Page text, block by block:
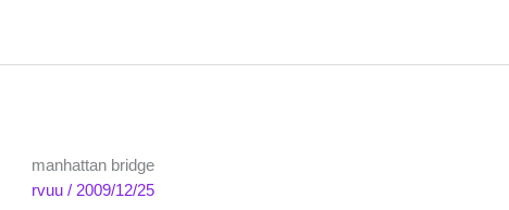
manhattan bridge
rvuu/ 2009/12/25